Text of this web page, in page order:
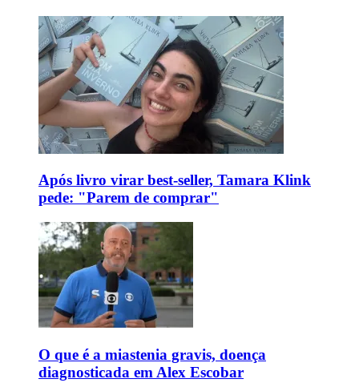
Após livro virar best-seller, Tamara Klink
pede: "Parem de comprar"
O que é a miastenia gravis, doença
diagnosticada em Alex Escobar